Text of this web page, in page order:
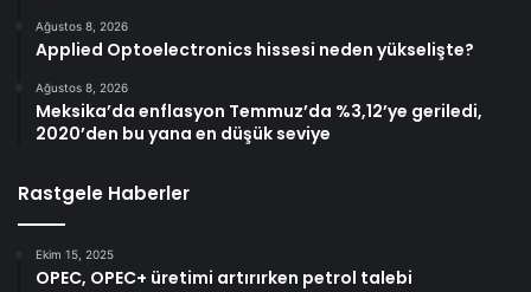
Ağustos 8, 2026
Applied Optoelectronics hissesi neden yükselişte?
Ağustos 8, 2026
Meksika’da enflasyon Temmuz’da %3,12’ye geriledi,
2020’den bu yana en düşük seviye
Rastgele Haberler
Ekim 15, 2025
OPEC, OPEC+ üretimi artırırken petrol talebi